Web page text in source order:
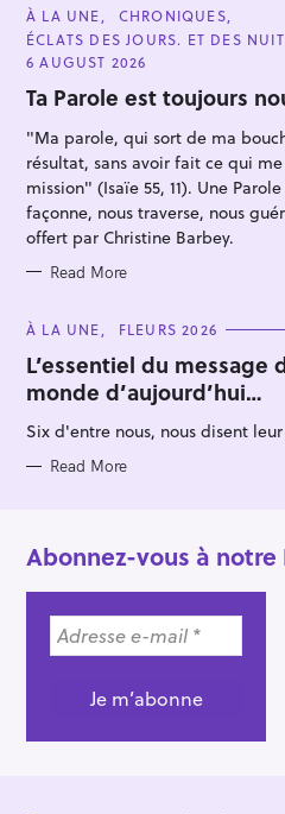
C
A
T
E
O
R
E
À LA UNE
CHRONIQUES
ÉCLATS DES JOURS. ET DES
6 AUGUST 2026
Ta Parole est toujours
"Ma parole, qui sort de ma
résultat, sans avoir fait ce qui
mission" (Isaïe 55, 11). Une
façonne, nous traverse, nous
offert par Christine Barbey.
Read More
C
T
E
G
O
R
I
S
À LA UNE FLEURS 2026
L’essentiel du message
monde d’aujourd’hui…
Six d'entre nous, nous disent
Read More
Abonnez-vous à notre
r
c
h
f
o
r
: